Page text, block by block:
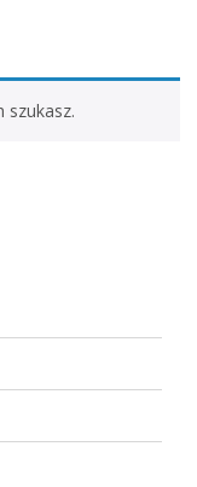
szukasz.